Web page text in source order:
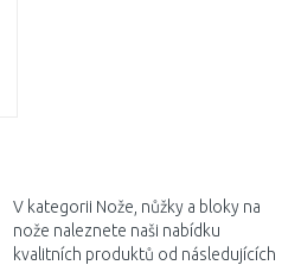
V kategorii Nože, nůžky a bloky na
nože naleznete naši nabídku
kvalitních produktů od následujících